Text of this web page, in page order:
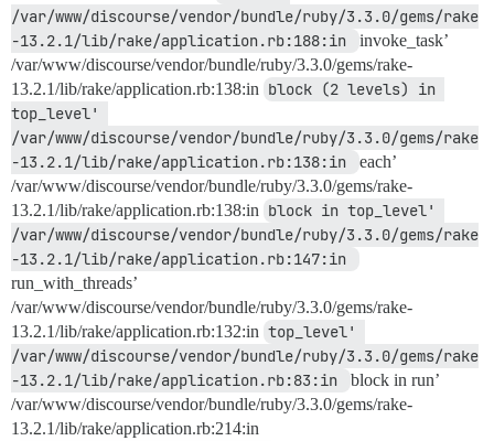
/var/www/discourse/vendor/bundle/ruby/3.3.0/gems/rake
-13.2.1/lib/rake/application.rb:188:in
invoke_task’
/var/www/discourse/vendor/bundle/ruby/3.3.0/gems/rake-
13.2.1/lib/rake/application.rb:138:in block (2 levels) in
top_level'
/var/www/discourse/vendor/bundle/ruby/3.3.0/gems/rake
-13.2.1/lib/rake/application.rb:138:in
each’
/var/www/discourse/vendor/bundle/ruby/3.3.0/gems/rake-
13.2.1/lib/rake/application.rb:138:in block in top_level'
/var/www/discourse/vendor/bundle/ruby/3.3.0/gems/rake
run_with_threads’
/var/www/discourse/vendor/bundle/ruby/3.3.0/gems/rake-
13.2.1/lib/rake/application.rb:132:in top_level'
/var/www/discourse/vendor/bundle/ruby/3.3.0/gems/rake
-13.2.1/lib/rake/application.rb:83:in
block in run’
/var/www/discourse/vendor/bundle/ruby/3.3.0/gems/rake-
13.2.1/lib/rake/application.rb:214:in